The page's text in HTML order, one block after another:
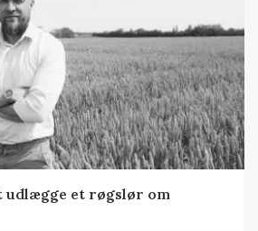
udlægge et røgslør om